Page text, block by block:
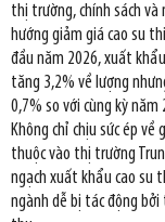
thị trường, chính sách
hướng giảm giá cao su
đầu năm 2026, xuất
tăng 3,2% về lượng
0,7% so với cùng kỳ năm
Không chỉ chịu sức ép
thuộc vào thị trường
ngạch xuất khẩu cao su
ngành dễ bị tác động